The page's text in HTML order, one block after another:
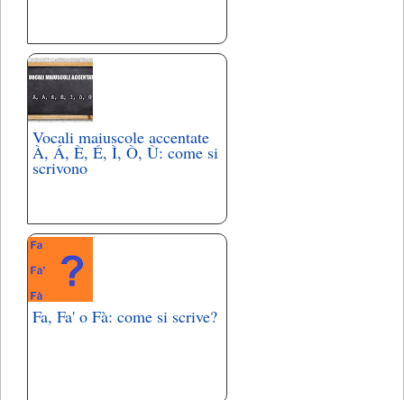
Vocali maiuscole accentate
À, Á, È, É, Ì, Ò, Ù: come si
scrivono
Fa, Fa' o Fà: come si scrive?